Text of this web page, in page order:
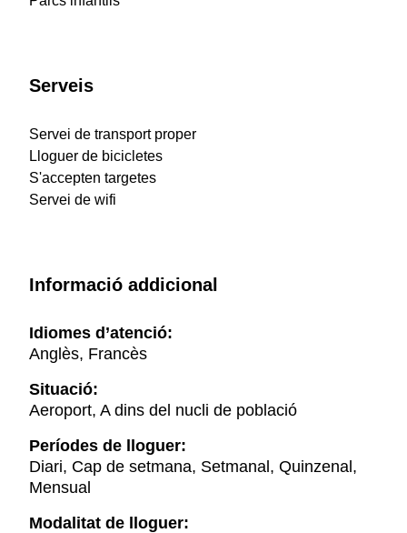
Serveis
Servei de transport proper
Lloguer de bicicletes
S'accepten targetes
Servei de wifi
Informació addicional
Idiomes d’atenció:
Anglès, Francès
Situació:
Aeroport, A dins del nucli de població
Períodes de lloguer:
Diari, Cap de setmana, Setmanal, Quinzenal,
Mensual
Modalitat de lloguer: